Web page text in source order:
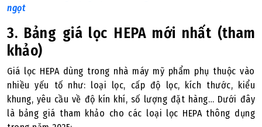
ngọt
3. Bảng giá lọc HEPA mới nhất (tham
khảo)
Giá lọc HEPA dùng trong nhà máy mỹ phẩm phụ thuộc vào
nhiều yếu tố như: loại lọc, cấp độ lọc, kích thước, kiểu
khung, yêu cầu về độ kín khí, số lượng đặt hàng… Dưới đây
là bảng giá tham khảo cho các loại lọc HEPA thông dụng